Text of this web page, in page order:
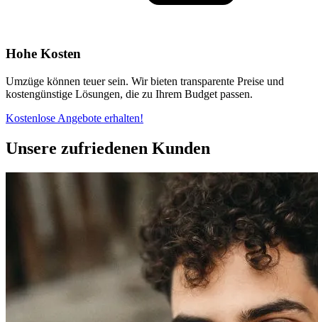
Hohe Kosten
Umzüge können teuer sein. Wir bieten transparente Preise und
kostengünstige Lösungen, die zu Ihrem Budget passen.
Kostenlose Angebote erhalten!
Unsere zufriedenen Kunden